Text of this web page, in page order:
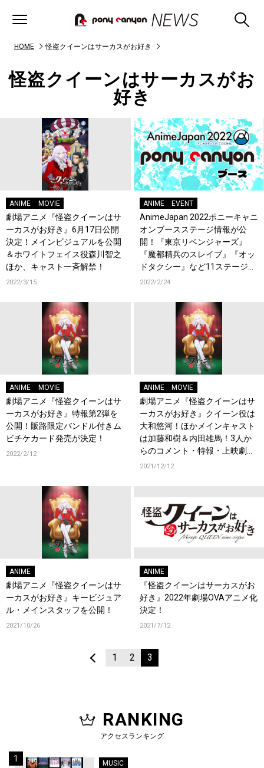
HOME 怪盗クイーンはサーカスがお好き
怪盗クイーンはサーカスがお
好き
ANIME MOVIE
劇場アニメ『怪盗クイーンはサ
ーカスがお好き』6月17日公開
決定！メインビジュアルを公開
＆ホワイトフェイス役森川智之
ほか、キャスト一斉解禁！
2022/3/15
ANIME EVENT
AnimeJapan 2022ポニーキャニ
オンブースステージ情報が公
開！『東京リベンジャーズ』
『魔都精兵のスレイブ』『オッ
ドタクシー』など11ステージを
開催！
2022/2/24
ANIME MOVIE
劇場アニメ『怪盗クイーンはサ
ーカスがお好き』特報第2弾を
公開！販路限定バンドル付きム
ビチケカード発売が決定！
2022/2/12
ANIME MOVIE
劇場アニメ『怪盗クイーンはサ
ーカスがお好き』クイーン役は
大和悠河！ほかメインキャスト
は加藤和樹＆内田雄馬！3人か
らのコメント・特報・上映劇場
＆ムビチケ情報を公開！
2021/12/12
ANIME
劇場アニメ『怪盗クイーンはサ
ーカスがお好き』キービジュア
ル・メインスタッフを公開！
2021/10/26
ANIME
『怪盗クイーンはサーカスがお
好き』2022年劇場OVAアニメ化
決定！
2021/7/12
1 2 3
RANKING
アクセスランキング
MUSIC